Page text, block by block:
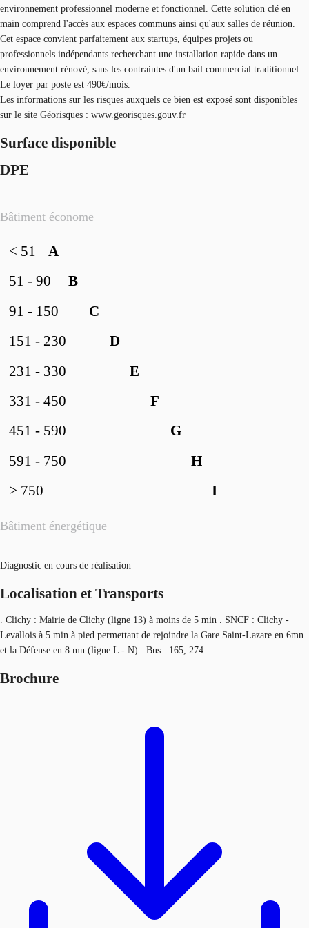
environnement professionnel moderne et fonctionnel. Cette solution clé en
main comprend l'accès aux espaces communs ainsi qu'aux salles de réunion.
Cet espace convient parfaitement aux startups, équipes projets ou
professionnels indépendants recherchant une installation rapide dans un
environnement rénové, sans les contraintes d'un bail commercial traditionnel.
Le loyer par poste est 490€/mois.
Les informations sur les risques auxquels ce bien est exposé sont disponibles
sur le site Géorisques : www.georisques.gouv.fr
Surface disponible
DPE
Bâtiment économe
Bâtiment énergétique
A
< 51
B
51 - 90
C
91 - 150
D
151 - 230
E
231 - 330
F
331 - 450
G
451 - 590
H
591 - 750
I
> 750
Diagnostic en cours de réalisation
Localisation et Transports
. Clichy : Mairie de Clichy (ligne 13) à moins de 5 min . SNCF : Clichy -
Levallois à 5 min à pied permettant de rejoindre la Gare Saint-Lazare en 6mn
et la Défense en 8 mn (ligne L - N) . Bus : 165, 274
Brochure